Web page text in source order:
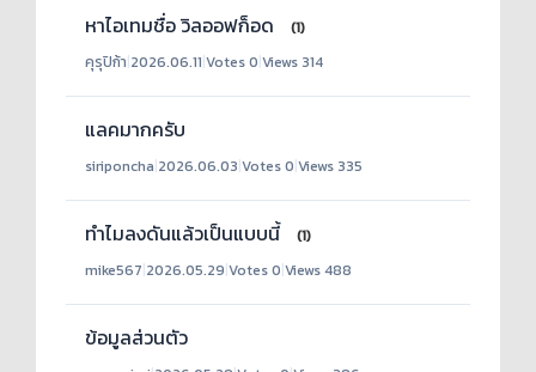
หาไอเทมชื่อ วิลออฟก็อด
(1)
คุรุปิก้า 2026.06.11 Votes 0 Views 314
แลคมากครับ
siriponcha 2026.06.03 Votes 0 Views 335
ทำไมลงดันแล้วเป็นแบบนี้
(1)
mike567 2026.05.29 Votes 0 Views 488
ข้อมูลส่วนตัว